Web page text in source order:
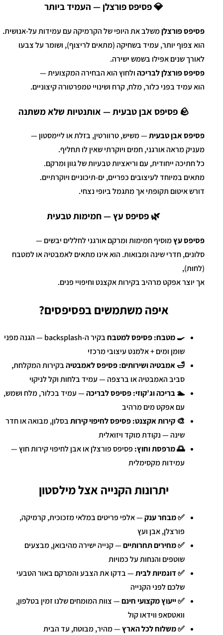
💎 פסיפס פורצלן — העמיד ביותר
פסיפס פורצלןמשלב את היופי של הקרמיקה עם עמידות על-אנושית.
הוא צפוף יותר, עמיד בשחיקה (מתאים לריצוף), ושומר על צבעו
לאורך שנים אפילו בשמש ישירה.
פסיפס פורצלן לבריכהולחוץ הוא הבחירה המקצועית —
הוא עמיד בפני כלור, מלח, קרח ושינויי טמפרטורה קיצוניים.
🪨 פסיפס אבן טבעית — אותנטיות שלא משתנה
פסיפס אבן טבעית— משיש, טרוורטין, בזלת או ליימסטון —
מעניק מראה אורגני, חמים ויוקרתי שאין לו תחליף.
כל חתיכה ייחודית, עם וריאציות טבעיות של גוון ומרקם.
מתאים במיוחד לעיצובים כפריים, ים-תיכוניים ויוקרתיים.
דורש איטום תקופתי אך מתגמל ביופי נצחי.
🌿 פסיפס עץ — חמימות טבעית
פסיפס עץמוסיף חמימות ומרקם אורגני לחללים יבשים —
סלונים, חדרי שינה ומבואות. הוא אינו מתאים לאמבטיה או למטבח
(לחות),
אך יוצר אפקט מרהיב בקירות אקצנט וחיפויי פנים.
איפה משתמשים בפסיפסים?
🍳 מטבח:פסיפס למטבח
בקיר ה-backsplash — הגנה מפני
שומן ומים + אלמנט עיצובי מרכזי
🛁 אמבטיה ושירותים:פסיפס לאמבטיהבקירות המקלחת,
סביב האמבטיה או ברצפה — עמיד בלחות וקל לניקוי
🏊 בריכה וג’קוזי:פסיפס לבריכה— עמיד בכלור, מלח ושמש,
עם אפקט מים מרהיב
🎨 קירות אקצנט:פסיפס לחיפוי קירותבסלון, מבואה או חדר
שינה — נקודת מוקד ויזואלית
🌅 מרפסת וחוץ: פסיפס פורצלן או אבן לחיפוי קירות חוץ —
עמידות מקסימלית
יתרונות הקנייה אצל מילסטון
✅מבחר ענק— אלפי פריטים במלאי מזכוכית, קרמיקה,
פורצלן, אבן ועץ
✅מחירים תחרותיים— קנייה ישירה מהיבואן, מבצעים
שוטפים והנחות על כמויות
✅דוגמיות לבית— בדקו את הצבע והמרקם באור הטבעי
שלכם לפני הקנייה
✅ייעוץ מקצועי חינם— צוות המומחים שלנו זמין בטלפון,
וואטסאפ ווידאו קול
✅משלוח לכל הארץ— מהיר, מבוטח, עד הבית